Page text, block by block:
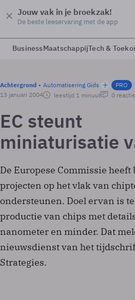
Jouw vak in je broekzak!
De beste leeservaring met de app
BusinessMaatschappijTech &
Achtergrond Automatisering Gids
PRO
13 januari 2004
leestijd 1 minuut 0
EC steunt
miniaturisatie
De Europese Commissie heeft
projecten op het vlak van
ondersteunen. Doel ervan is
productie van chips met
nanometer en minder. Dat
nieuwsdienst van het
Strategies.